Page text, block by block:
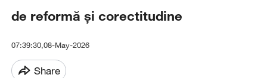
de reformă şi corectitudine
07:39:30,08-May-2026
Share